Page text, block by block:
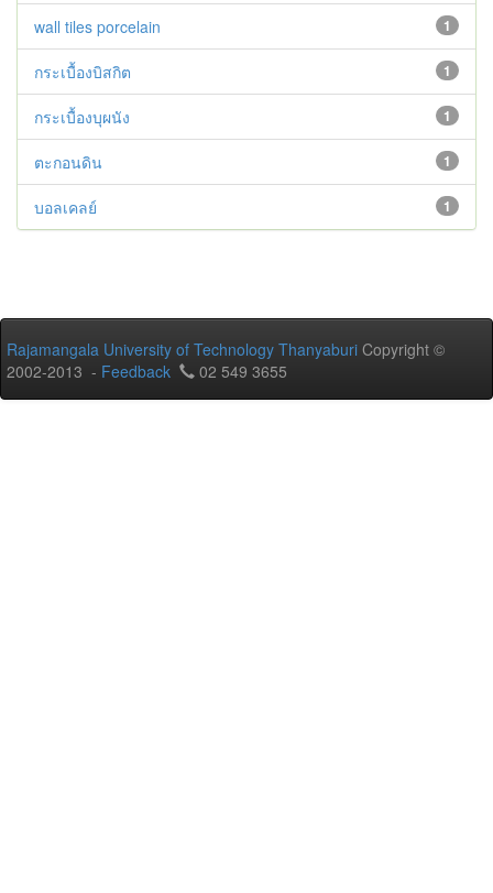
1
wall tiles porcelain
1
กระเบื้องบิสกิต
1
กระเบื้องบุผนัง
1
ตะกอนดิน
1
บอลเคลย์
Rajamangala University of Technology Thanyaburi Copyright ©
2002-2013 - Feedback 02 549 3655